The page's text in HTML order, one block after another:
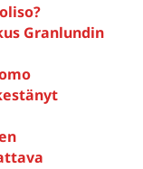
Granlundin